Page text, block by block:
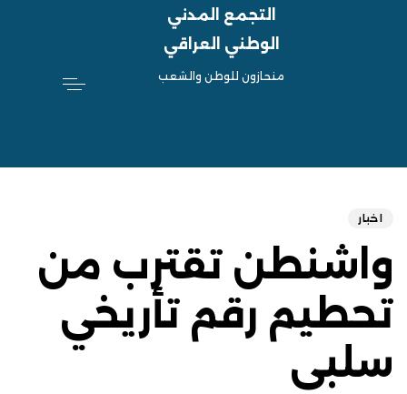
التجمع المدني
الوطني العراقي
منحازون للوطن والشعب
اخبار
واشنطن تقترب من
تحطيم رقم تأريخي
سلبي